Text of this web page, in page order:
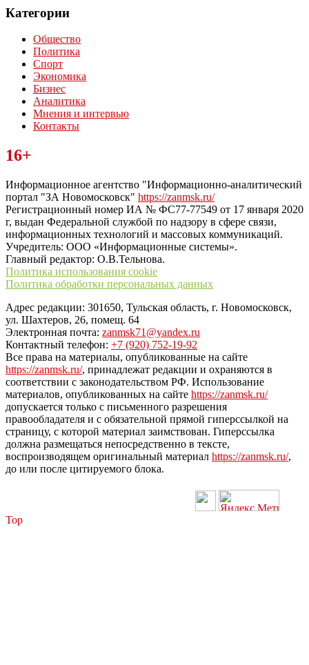
Категории
Общество
Политика
Спорт
Экономика
Бизнес
Аналитика
Мнения и интервью
Контакты
Читайте последние новости дня в Тульской области на сайте
“ЗаНовомосковск”
16+
Информационное агентство "Информационно-аналитический
портал "ЗА Новомосковск" https://zanmsk.ru/
Регистрационный номер ИА № ФС77-77549 от 17 января 2020
г, выдан Федеральной службой по надзору в сфере связи,
информационных технологий и массовых коммуникаций.
Учредитель: ООО «Информационные системы».
Главный редактор: О.В.Тельнова.
Политика использования cookie
Политика обработки персональных данных
Адрес редакции: 301650, Тульская область, г. Новомосковск,
ул. Шахтеров, 26, помещ. 64
Электронная почта: zanmsk71@yandex.ru
Контактный телефон: +7 (920) 752-19-92
Все права на материалы, опубликованные на сайте
https://zanmsk.ru/, принадлежат редакции и охраняются в
соответствии с законодательством РФ. Использование
материалов, опубликованных на сайте https://zanmsk.ru/
допускается только с письменного разрешения
правообладателя и с обязательной прямой гиперссылкой на
страницу, с которой материал заимствован. Гиперссылка
должна размещаться непосредственно в тексте,
воспроизводящем оригинальный материал https://zanmsk.ru/,
до или после цитируемого блока.
Top